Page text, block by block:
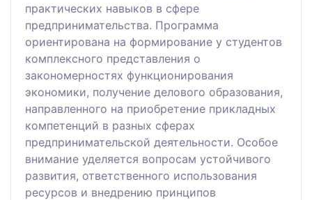
практических навыков в сфере
предпринимательства. Программа
ориентирована на формирование у студентов
комплексного представления о
закономерностях функционирования
экономики, получение делового образования,
направленного на приобретение прикладных
компетенций в разных сферах
предпринимательской деятельности. Особое
внимание уделяется вопросам устойчивого
развития, ответственного использования
ресурсов и внедрению принципов